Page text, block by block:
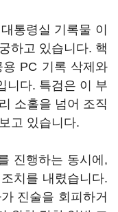
통령실 기록물 이
하고 있습니다. 핵
PC 기록 삭제와
니다. 특검은 이 부
소홀을 넘어 조직
고 있습니다.
진행하는 동시에,
치를 내렸습니다.
진술을 회피하거